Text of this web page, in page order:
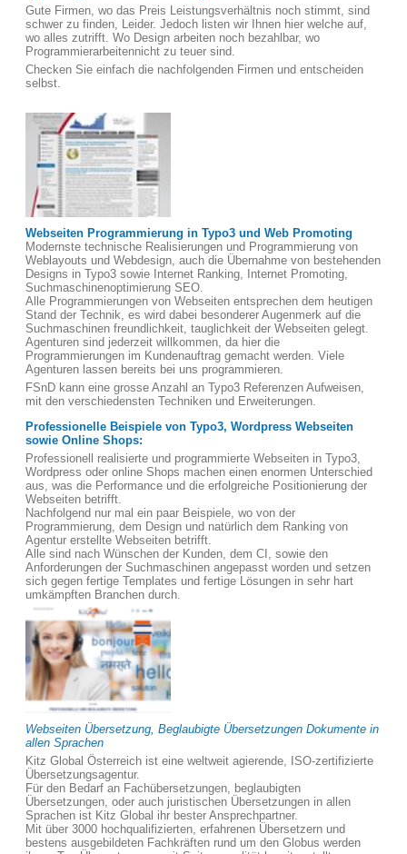
Gute Firmen, wo das Preis Leistungsverhältnis noch stimmt, sind
schwer zu finden, Leider. Jedoch listen wir Ihnen hier welche auf,
wo alles zutrifft. Wo Design arbeiten noch bezahlbar, wo
Programmierarbeitennicht zu teuer sind.
Checken Sie einfach die nachfolgenden Firmen und entscheiden
selbst.
Webseiten Programmierung in Typo3 und Web Promoting
Modernste technische Realisierungen und Programmierung von
Weblayouts und Webdesign, auch die Übernahme von bestehenden
Designs in Typo3 sowie Internet Ranking, Internet Promoting,
Suchmaschinenoptimierung SEO.
Alle Programmierungen von Webseiten entsprechen dem heutigen
Stand der Technik, es wird dabei besonderer Augenmerk auf die
Suchmaschinen freundlichkeit, tauglichkeit der Webseiten gelegt.
Agenturen sind jederzeit willkommen, da hier die
Programmierungen im Kundenauftrag gemacht werden. Viele
Agenturen lassen bereits bei uns programmieren.
FSnD kann eine grosse Anzahl an Typo3 Referenzen Aufweisen,
mit den verschiedensten Techniken und Erweiterungen.
Professionelle Beispiele von Typo3, Wordpress Webseiten
sowie Online Shops:
Professionell realisierte und programmierte Webseiten in Typo3,
Wordpress oder online Shops machen einen enormen Unterschied
aus, was die Performance und die erfolgreiche Positionierung der
Webseiten betrifft.
Nachfolgend nur mal ein paar Beispiele, wo von der
Programmierung, dem Design und natürlich dem Ranking von
Agentur erstellte Webseiten betrifft.
Alle sind nach Wünschen der Kunden, dem CI, sowie den
Anforderungen der Suchmaschinen angepasst worden und setzen
sich gegen fertige Templates und fertige Lösungen in sehr hart
umkämpften Branchen durch.
Webseiten Übersetzung, Beglaubigte Übersetzungen Dokumente in
allen Sprachen
Kitz Global Österreich ist eine weltweit agierende, ISO-zertifizierte
Übersetzungsagentur.
Für den Bedarf an Fachübersetzungen, beglaubigten
Übersetzungen, oder auch juristischen Übersetzungen in allen
Sprachen ist Kitz Global ihr bester Ansprechpartner.
Mit über 3000 hochqualifizierten, erfahrenen Übersetzern und
bestens ausgebildeten Fachkräften rund um den Globus werden